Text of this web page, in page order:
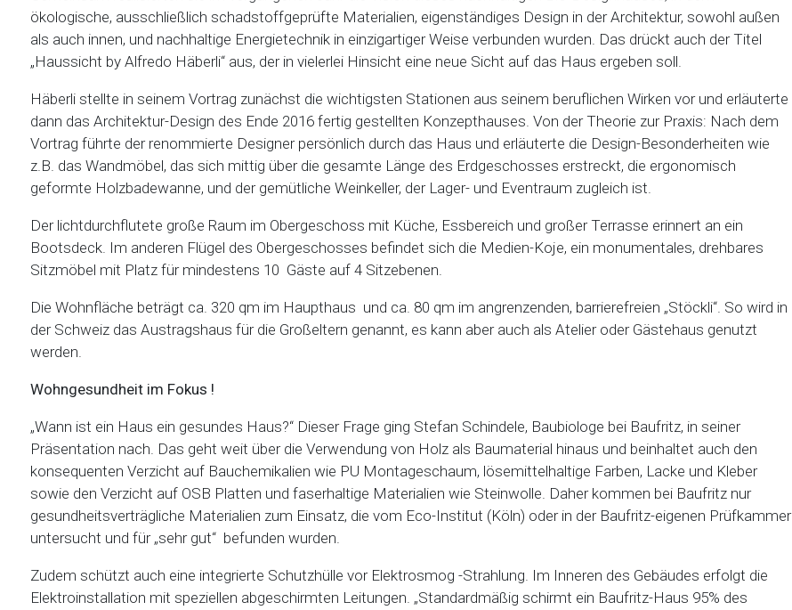
ökologische, ausschließlich schadstoffgeprüfte Materialien, eigenständiges Design in der Architektur, sowohl außen
als auch innen, und nachhaltige Energietechnik in einzigartiger Weise verbunden wurden. Das drückt auch der Titel
„Haussicht by Alfredo Häberli“ aus, der in vielerlei Hinsicht eine neue Sicht auf das Haus ergeben soll.
Häberli stellte in seinem Vortrag zunächst die wichtigsten Stationen aus seinem beruflichen Wirken vor und erläuterte
dann das Architektur-Design des Ende 2016 fertig gestellten Konzepthauses. Von der Theorie zur Praxis: Nach dem
Vortrag führte der renommierte Designer persönlich durch das Haus und erläuterte die Design-Besonderheiten wie
z.B. das Wandmöbel, das sich mittig über die gesamte Länge des Erdgeschosses erstreckt, die ergonomisch
geformte Holzbadewanne, und der gemütliche Weinkeller, der Lager- und Eventraum zugleich ist.
Der lichtdurchflutete große Raum im Obergeschoss mit Küche, Essbereich und großer Terrasse erinnert an ein
Bootsdeck. Im anderen Flügel des Obergeschosses befindet sich die Medien-Koje, ein monumentales, drehbares
Sitzmöbel mit Platz für mindestens 10 Gäste auf 4 Sitzebenen.
Die Wohnfläche beträgt ca. 320 qm im Haupthaus und ca. 80 qm im angrenzenden, barrierefreien „Stöckli“. So wird in
der Schweiz das Austragshaus für die Großeltern genannt, es kann aber auch als Atelier oder Gästehaus genutzt
werden.
Wohngesundheit im Fokus !
„Wann ist ein Haus ein gesundes Haus?“ Dieser Frage ging Stefan Schindele, Baubiologe bei Baufritz, in seiner
Präsentation nach. Das geht weit über die Verwendung von Holz als Baumaterial hinaus und beinhaltet auch den
konsequenten Verzicht auf Bauchemikalien wie PU Montageschaum, lösemittelhaltige Farben, Lacke und Kleber
sowie den Verzicht auf OSB Platten und faserhaltige Materialien wie Steinwolle. Daher kommen bei Baufritz nur
gesundheitsverträgliche Materialien zum Einsatz, die vom Eco-Institut (Köln) oder in der Baufritz-eigenen Prüfkammer
untersucht und für „sehr gut“ befunden wurden.
Zudem schützt auch eine integrierte Schutzhülle vor Elektrosmog -Strahlung. Im Inneren des Gebäudes erfolgt die
Elektroinstallation mit speziellen abgeschirmten Leitungen. „Standardmäßig schirmt ein Baufritz-Haus 95% des